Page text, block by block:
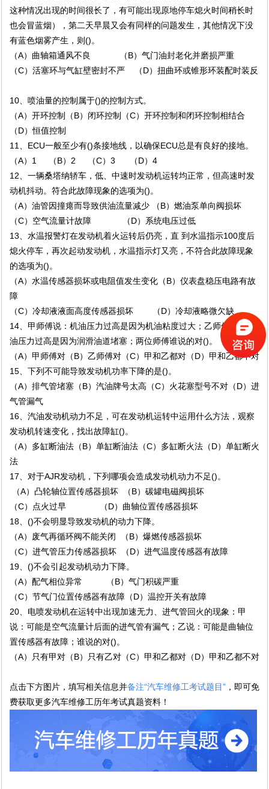
这种情况出现的时间很长了，有可能出现原地停车熄火时间稍长时
也会冒蓝烟），第二天早晨又会有同样的问题发生，其他情况下没
有蓝色烟雾产生，则()。
（A）曲轴箱通风不良 （B）气门油封老化并磨损严重
（C）活塞环与气缸壁密封不严 （D）扭曲环或锥形环装配时装反
10、喷油量的控制属于()的控制方式。
（A）开环控制（B）闭环控制（C）开环控制和闭环控制相结合
（D）恒值控制
11、ECU一般至少有()条接地线，以确保ECU总是有良好的接地。
（A）1 （B）2 （C）3 （D）4
12、一辆桑塔纳轿车，低、中速时发动机运转均正常，但高速时发
动机抖动。符合此故障现象的选项为()。
（A）油管因撞瘪而导致供油流量减少 （B）燃油泵单向阀损坏
（C）空气流量计故障 （D）系统电压过低
13、水温报警灯在发动机着火运转后仍亮，直 到水温指示100度后
熄火停车，再次起动发动机，水温指示灯又亮，不符合此故障现象
的选项为()。
（A）水温传感器损坏或电阻值发生变化（B）仪表盘稳压电路有故
障
（C）冷却液液面高度传感器损坏 （D）冷却液略微欠缺
14、甲师傅说：机油压力过高是因为机油粘度过大；乙师傅说：机
油压力过高是因为润滑油道堵塞；两位师傅谁说的对()。
（A）甲师傅对（B）乙师傅对（C）甲和乙都对（D）甲和乙都不对
15、下列不可能导致发动机功率下降的是()。
（A）排气管堵塞（B）汽油牌号太高（C）火花塞型号不对（D）进
气管漏气
16、汽油发动机动力不足，可在发动机运转中运用什么方法，观察
发动机转速变化，找出故障缸()。
（A）多缸断油法（B）单缸断油法（C）多缸断火法（D）单缸断火
法
17、对于AJR发动机，下列哪项会造成发动机动力不足()。
（A）凸轮轴位置传感器损坏 （B）碳罐电磁阀损坏
（C）点火过早 （D）曲轴位置传感器损坏
18、()不会明显导致发动机的动力下降。
（A）废气再循环阀不能关闭 （B）爆燃传感器损坏
（C）进气管压力传感器损坏 （D）进气温度传感器有故障
19、()不会引起发动机动力下降。
（A）配气相位异常 （B）气门积碳严重
（C）节气门位置传感器有故障（D）温控开关有故障
20、电喷发动机在运转中出现加速无力、进气管回火的现象：甲
说：可能是空气流量计后面的进气管有漏气；乙说：可能是曲轴位
置传感器有故障；谁说的对()。
（A）只有甲对（B）只有乙对（C）甲和乙都对（D）甲和乙都不对
点击下方图片，填写相关信息并备注“汽车维修工考试题目”，即可免
费获取更多汽车维修工历年考试真题资料！